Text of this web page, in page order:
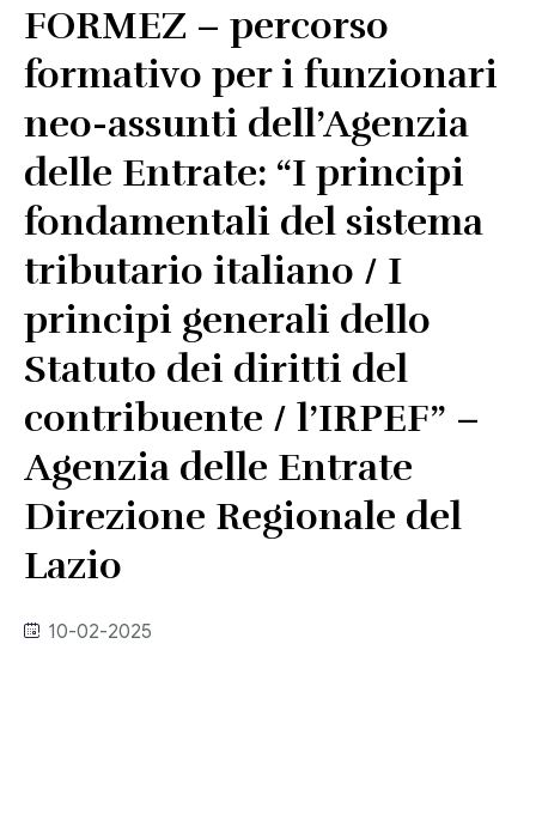
Consulenza del Lavoro
Fiscalità internazionale
Link utili
Articoli di giornale
Pubblicazioni
Riviste
Pubblicazioni
Fiscalità internazionale
Il Fisco
Guida alla contabilità e bilancio
Contatti
FORMEZ – percorso
formativo per i funzionari
neo-assunti dell’Agenzia
delle Entrate: “I principi
fondamentali del sistema
tributario italiano / I
principi generali dello
Statuto dei diritti del
contribuente / l’IRPEF” –
Agenzia delle Entrate
Direzione Regionale del
Lazio
10-02-2025